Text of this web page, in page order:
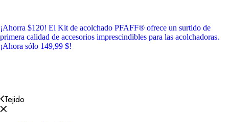
¡Ahorra $120! El Kit de acolchado PFAFF® ofrece un surtido de
primera calidad de accesorios imprescindibles para las acolchadoras.
¡Ahora sólo 149,99 $!
Tejido